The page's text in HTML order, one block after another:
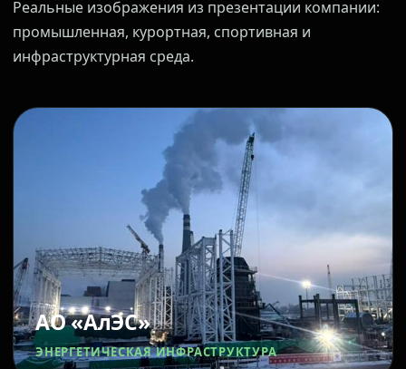
Реальные изображения из презентации компании:
промышленная, курортная, спортивная и
инфраструктурная среда.
АО «АлЭС»
ЭНЕРГЕТИЧЕСКАЯ ИНФРАСТРУКТУРА